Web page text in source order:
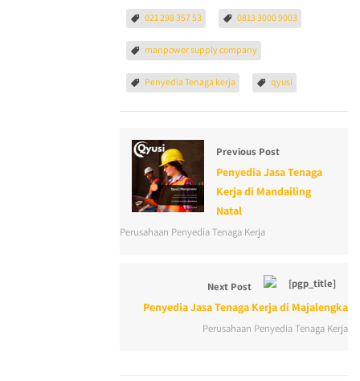
021 298 357 53 0813 3000 9003
manpower supply company
Penyedia Tenaga kerja qyusi
Previous Post
Penyedia Jasa Tenaga
Kerja di Mandailing
Natal
Perusahaan Penyedia Tenaga Kerja
Next Post
Penyedia Jasa Tenaga Kerja di Majalengka
Perusahaan Penyedia Tenaga Kerja